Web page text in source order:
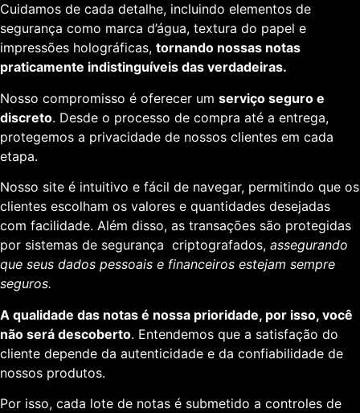
Cuidamos de cada detalhe, incluindo elementos de
segurança como marca d’água, textura do papel e
impressões holográficas, tornando nossas notas
praticamente indistinguíveis das verdadeiras.
Nosso compromisso é oferecer um serviço seguro e
discreto. Desde o processo de compra até a entrega,
protegemos a privacidade de nossos clientes em cada
etapa.
Nosso site é intuitivo e fácil de navegar, permitindo que os
clientes escolham os valores e quantidades desejadas
com facilidade. Além disso, as transações são protegidas
por sistemas de segurança criptografados, assegurando
que seus dados pessoais e financeiros estejam sempre
seguros.
A qualidade das notas é nossa prioridade, por isso, você
não será descoberto. Entendemos que a satisfação do
cliente depende da autenticidade e da confiabilidade de
nossos produtos.
Por isso, cada lote de notas é submetido a controles de